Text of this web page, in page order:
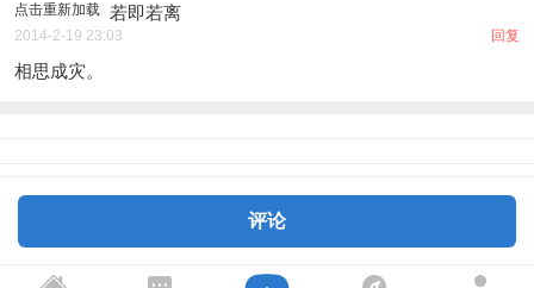
点击重新加载 若即若离
2014-2-19 23:03 回复
相思成灾。
评论